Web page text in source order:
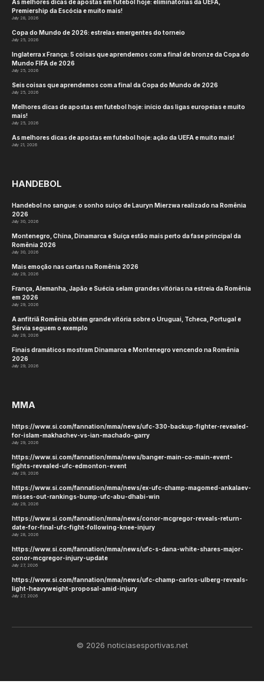
As melhores dicas de apostas em futebol hoje: eliminatórias da UEFA,
Premiership da Escócia e muito mais!
July 28, 2026
Copa do Mundo de 2026: estrelas emergentes do torneio
July 25, 2026
Inglaterra x França: 5 coisas que aprendemos com a final de bronze da Copa do
Mundo FIFA de 2026
July 25, 2026
Seis coisas que aprendemos com a final da Copa do Mundo de 2026
July 25, 2026
Melhores dicas de apostas em futebol hoje: início das ligas europeias e muito
mais!
July 25, 2026
As melhores dicas de apostas em futebol hoje: ação da UEFA e muito mais!
July 21, 2026
HANDEBOL
Handebol no sangue: o sonho suíço de Lauryn Mierzwa realizado na Romênia
2026
July 30, 2026
Montenegro, China, Dinamarca e Suíça estão mais perto da fase principal da
Romênia 2026
July 30, 2026
Mais emoção nas cartas na Romênia 2026
July 29, 2026
França, Alemanha, Japão e Suécia selam grandes vitórias na estreia da Romênia
em 2026
July 29, 2026
A anfitriã Romênia obtém grande vitória sobre o Uruguai, Tcheca, Portugal e
Sérvia seguem o exemplo
July 29, 2026
Finais dramáticos mostram Dinamarca e Montenegro vencendo na Romênia
2026
July 29, 2026
MMA
https://www.si.com/fannation/mma/news/ufc-330-backup-fighter-revealed-
for-islam-makhachev-vs-ian-machado-garry
July 29, 2026
https://www.si.com/fannation/mma/news/banger-main-co-main-event-
fights-revealed-ufc-edmonton-event
July 29, 2026
https://www.si.com/fannation/mma/news/ex-ufc-champ-magomed-ankalaev-
misses-out-rankings-bump-ufc-abu-dhabi-win
July 29, 2026
https://www.si.com/fannation/mma/news/conor-mcgregor-reveals-return-
date-for-final-ufc-fight-following-knee-injury
July 28, 2026
https://www.si.com/fannation/mma/news/ufc-s-dana-white-shares-major-
conor-mcgregor-injury-update
July 27, 2026
https://www.si.com/fannation/mma/news/ufc-champ-carlos-ulberg-reveals-
light-heavyweight-proposal-amid-injury
July 27, 2026
© 2026 noticiasesportivas.net